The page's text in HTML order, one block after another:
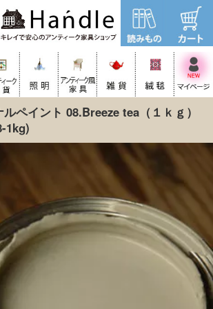
ペイント 08.Breeze tea（１ｋｇ）
1kg)